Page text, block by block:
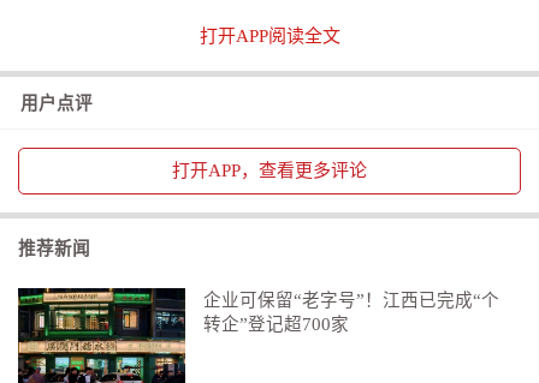
的产业政策转向新能源汽车和清洁技术，加之民营企业
不懈地进行再投资，催生了一批全球领军企业。
电池化学、垂直整合和超自动化生产领域掌握了领先技
术。然而，欧洲一些国家非但不效仿这种资本配置方
式，反而对其曾经也受益过的政府支持横加指责。
致死致病的现实面前，保护主义在消费者的真实需求面
前不堪一击。以保护低效本土生产者为由，提议实施新
的制冷剂法规或加征关税，只会让普通民众失去躲避高
打开APP阅读全文
用户点评
打开APP，查看更多评论
推荐新闻
企业可保留“老字号”！江西已完成“个
转企”登记超700家